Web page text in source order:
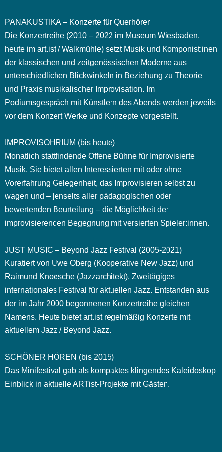
PANAKUSTIKA – Konzerte für Querhörer
Die Konzertreihe (2010 – 2022 im Museum Wiesbaden,
heute im art.ist / Walkmühle) setzt Musik und Komponist:inen
der klassischen und zeitgenössischen Moderne aus
unterschiedlichen Blickwinkeln in Beziehung zu Theorie
und Praxis musikalischer Improvisation. Im
Podiumsgespräch mit Künstlern des Abends werden jeweils
vor dem Konzert Werke und Konzepte vorgestellt.
IMPROVISOHRIUM (bis heute)
Monatlich stattfindende Offene Bühne für Improvisierte
Musik. Sie bietet allen Interessierten mit oder ohne
Vorerfahrung Gelegenheit, das Improvisieren selbst zu
wagen und – jenseits aller pädagogischen oder
bewertenden Beurteilung – die Möglichkeit der
improvisierenden Begegnung mit versierten Spieler:innen.
JUST MUSIC – Beyond Jazz Festival (2005-2021)
Kuratiert von Uwe Oberg (Kooperative New Jazz) und
Raimund Knoesche (Jazzarchitekt). Zweitägiges
internationales Festival für aktuellen Jazz. Entstanden aus
der im Jahr 2000 begonnenen Konzertreihe gleichen
Namens. Heute bietet art.ist regelmäßig Konzerte mit
aktuellem Jazz / Beyond Jazz.
SCHÖNER HÖREN (bis 2015)
Das Minifestival gab als kompaktes klingendes Kaleidoskop
Einblick in aktuelle ARTist-Projekte mit Gästen.